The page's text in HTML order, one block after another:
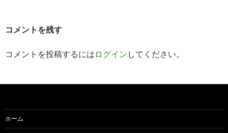
コメントを残す
コメントを投稿するには ログイン してください。
ホーム